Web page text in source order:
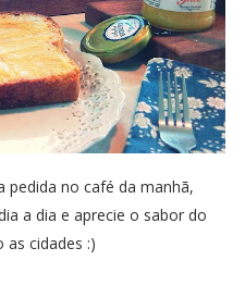
pedida no café da manhã,
a dia e aprecie o sabor do
as cidades :)